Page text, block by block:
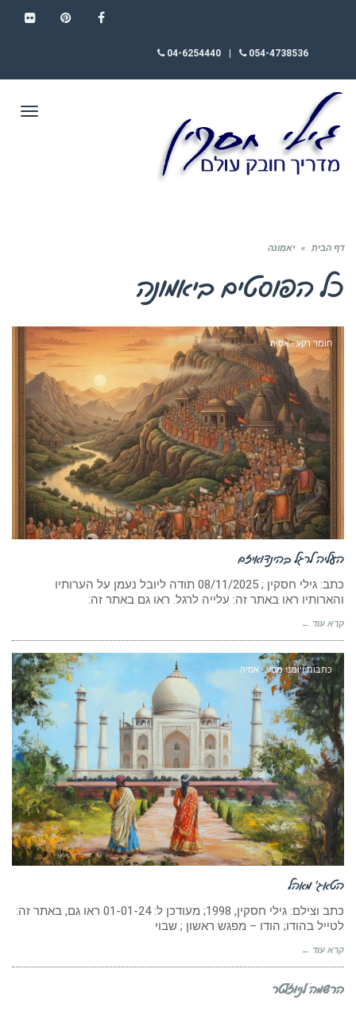
054-4738536
04-6254440
דף הבית » יאמונה
כל הפוסטים ביאמונה
חומר רקע - אסיה
העליה לרגל בהינדואיזם
כתב: גילי חסקין ; ‏08/11/2025 תודה ליובל נעמן על הערותיו
והארותיו ראו באתר זה: עלייה לרגל. ראו גם באתר זה:
קרא עוד ←
כתבות ויומני מסע - אסיה
הטאג’ מאהל
כתב וצילם: גילי חסקין, 1998; מעודכן ל: 01-01-24 ראו גם, באתר זה:
לטייל בהודו; הודו – מפגש ראשון ; שבוי
קרא עוד ←
הרשמה לניוזלטר